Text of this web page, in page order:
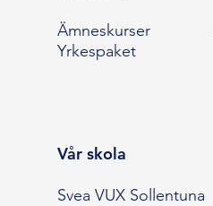
Ämneskurser
Yrkespaket
Vår skola
Svea VUX Sollentuna